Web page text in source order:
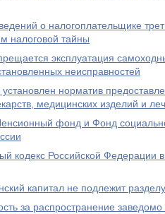
о налогоплательщике
налоговой тайны
эксплуатация
неисправностей
норматив
медицинских изделий и
фонд и Фонд
кодекс Российской Федерации
капитал не подлежит
за распространение